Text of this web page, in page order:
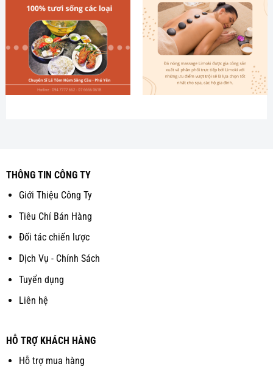
THÔNG TIN CÔNG TY
Giới Thiệu Công Ty
Tiêu Chí Bán Hàng
Đối tác chiến lược
Dịch Vụ - Chính Sách
Tuyển dụng
Liên hệ
HỖ TRỢ KHÁCH HÀNG
Hỗ trợ mua hàng